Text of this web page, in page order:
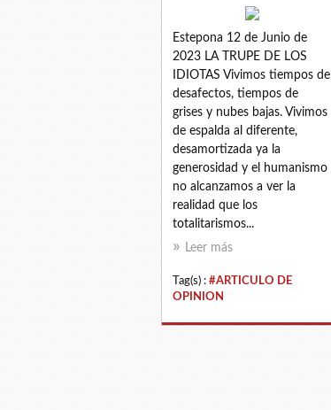
Estepona 12 de Junio de
2023 LA TRUPE DE LOS
IDIOTAS Vivimos tiempos de
desafectos, tiempos de
grises y nubes bajas. Vivimos
de espalda al diferente,
desamortizada ya la
generosidad y el humanismo
no alcanzamos a ver la
realidad que los
totalitarismos...
Leer más
Tag(s) : #ARTICULO DE
OPINION